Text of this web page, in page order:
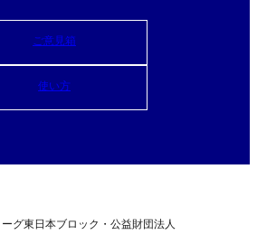
ご意見箱
使い方
グ東日本ブロック・公益財団法人